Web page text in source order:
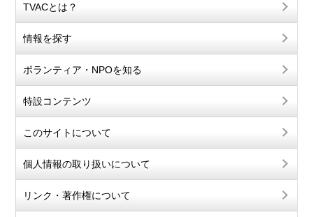
TVACとは？
情報を探す
ボランティア・NPOを知る
特設コンテンツ
このサイトについて
個人情報の取り扱いについて
リンク・著作権について